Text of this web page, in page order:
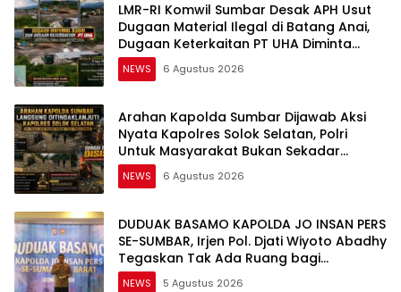
LMR-RI Komwil Sumbar Desak APH Usut
Dugaan Material Ilegal di Batang Anai,
Dugaan Keterkaitan PT UHA Diminta
Diselidiki Tuntas
NEWS 6 Agustus 2026
Arahan Kapolda Sumbar Dijawab Aksi
Nyata Kapolres Solok Selatan, Polri
Untuk Masyarakat Bukan Sekadar
Slogan
NEWS 6 Agustus 2026
DUDUAK BASAMO KAPOLDA JO INSAN PERS
SE-SUMBAR, Irjen Pol. Djati Wiyoto Abadhy
Tegaskan Tak Ada Ruang bagi
Pelanggar Hukum di Internal Polri
NEWS 5 Agustus 2026